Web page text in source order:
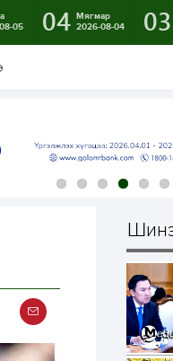
05
04 Мягмар
2026-08-04
03